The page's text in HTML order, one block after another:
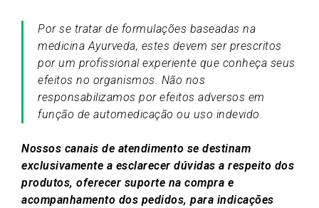
Por se tratar de formulações baseadas na
medicina Ayurveda, estes devem ser prescritos
por um profissional experiente que conheça seus
efeitos no organismos. Não nos
responsabilizamos por efeitos adversos em
função de automedicação ou uso indevido.
Nossos canais de atendimento se destinam
exclusivamente a esclarecer dúvidas a respeito dos
produtos, oferecer suporte na compra e
acompanhamento dos pedidos, para indicações